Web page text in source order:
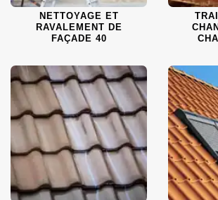
NETTOYAGE ET
RAVALEMENT DE
FAÇADE 40